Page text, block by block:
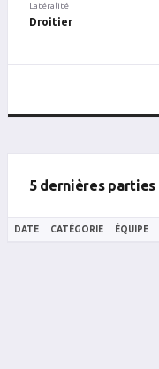
Latéralité
Droitier
5 dernières parties
DATE CATÉGORIE ÉQUIPE